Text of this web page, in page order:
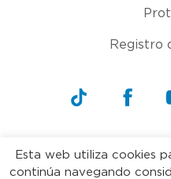
Registro
Esta web utiliza cookies
continúa navegando